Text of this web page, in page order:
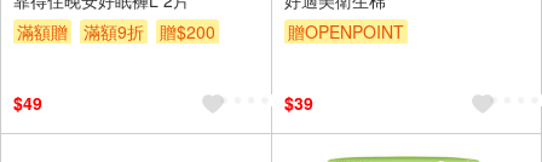
滿額贈
滿額9折 贈$200
$49
贈OPENPOINT
$39